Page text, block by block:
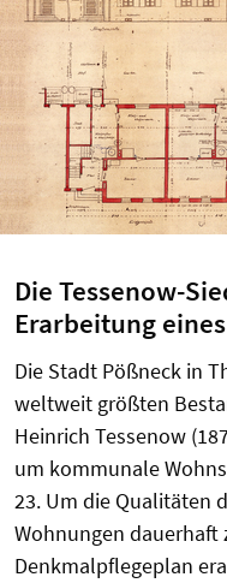
Die Tessenow-
Erarbeitung
Die Stadt Pößneck in
weltweit größten
Heinrich Tessenow
um kommunale
23. Um die Qualitäten
Wohnungen dauerhaft
Denkmalpflegeplan